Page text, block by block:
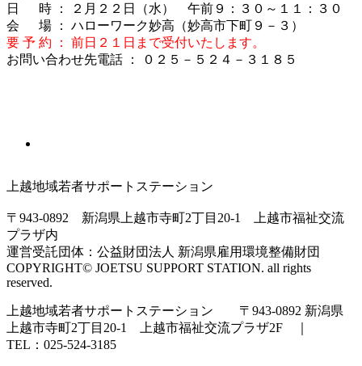
日 時 ： ２月２２日（水） 午前９：３０～１１：３０
会 場 ： ハローワーク妙高（妙高市下町９－３）
要 予 約 ： 前日２１日まで受付いたします。
お問い合わせ先電話 ： ０２５－５２４－３１８５
上越地域若者サポートステーション
〒943-0892 新潟県上越市寺町2丁目20-1 上越市福祉交流
プラザ内
運営受託団体：公益財団法人 新潟県雇用環境整備財団
COPYRIGHT© JOETSU SUPPORT STATION. all rights
reserved.
上越地域若者サポートステーション 〒943-0892 新潟県
上越市寺町2丁目20-1 上越市福祉交流プラザ2F ｜
TEL：025-524-3185